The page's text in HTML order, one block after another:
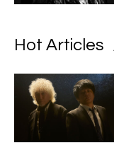
Hot Articles